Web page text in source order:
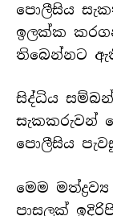
පොලීසිය
ඉලක්ක
තිබෙන්නට
සිද්ධිය
සැකකරුවන්
පොලීසිය
මෙම
පාසලක්